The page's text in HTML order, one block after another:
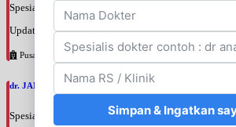
Spesialis: Paru
Update terakhir: 2026-08-07 20:25:58
Pusat Pertamina
dr. JANUAR HABIBI, SpP
Spesialis: Paru